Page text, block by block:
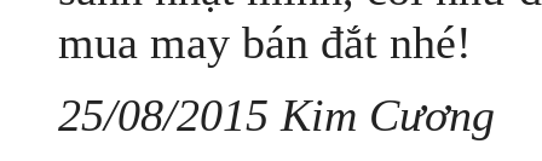
mua may bán đắt nhé!
25/08/2015 Kim Cương